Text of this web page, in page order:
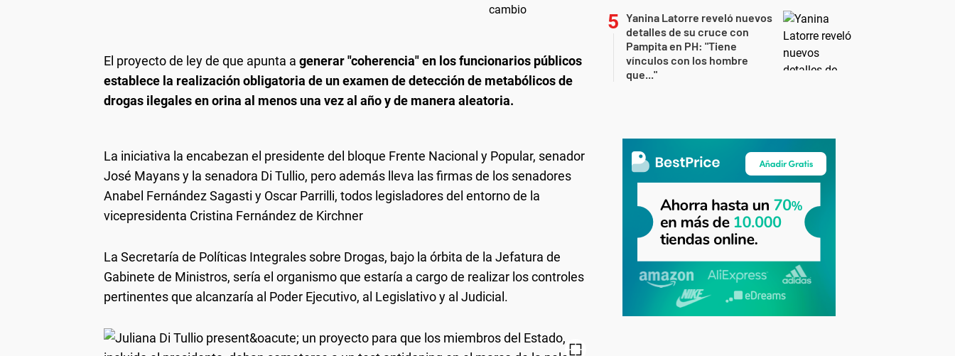
El proyecto de ley de que apunta a generar "coherencia" en los funcionarios públicos
establece la realización obligatoria de un examen de detección de metabólicos de
drogas ilegales en orina al menos una vez al año y de manera aleatoria.
La iniciativa la encabezan el presidente del bloque Frente Nacional y Popular, senador
José Mayans y la senadora Di Tullio, pero además lleva las firmas de los senadores
Anabel Fernández Sagasti y Oscar Parrilli, todos legisladores del entorno de la
vicepresidenta Cristina Fernández de Kirchner
La Secretaría de Políticas Integrales sobre Drogas, bajo la órbita de la Jefatura de
Gabinete de Ministros, sería el organismo que estaría a cargo de realizar los controles
pertinentes que alcanzaría al Poder Ejecutivo, al Legislativo y al Judicial.
Yanina Latorre reveló nuevos
detalles de su cruce con
Pampita en PH: "Tiene
vínculos con los hombre
que..."